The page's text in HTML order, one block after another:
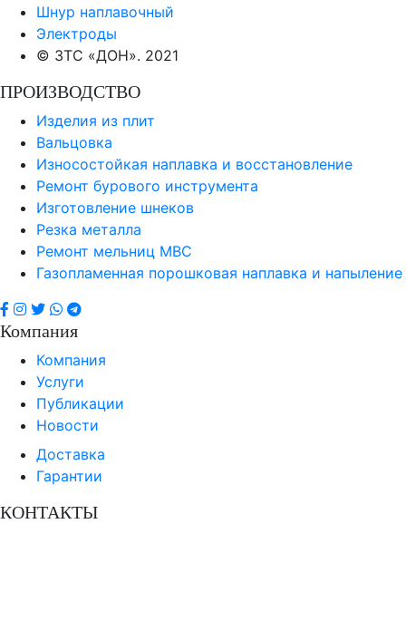
Шнур наплавочный
Электроды
© ЗТС «ДОН». 2021
ПРОИЗВОДСТВО
Изделия из плит
Вальцовка
Износостойкая наплавка и восстановление
Ремонт бурового инструмента
Изготовление шнеков
Резка металла
Ремонт мельниц МВС
Газопламенная порошковая наплавка и напыление
Компания
Компания
Услуги
Публикации
Новости
Доставка
Гарантии
КОНТАКТЫ